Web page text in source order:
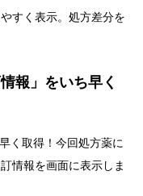
すく表示。処方差分を
報」をいち早く
く取得！今回処方薬に
情報を画面に表示しま